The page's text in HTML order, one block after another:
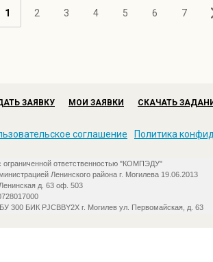
1 2 3 4 5 6 7
ЗАЯВКУ МОИ ЗАЯВКИ СКАЧАТЬ
соглашение Политика
ответственностью "КОМПЭДУ"
Ленинского района г. Могилева 19.06.2013
д. 63 оф. 503
300 БИК PJCBBY2X г. Могилев ул. Первомайская, д. 63